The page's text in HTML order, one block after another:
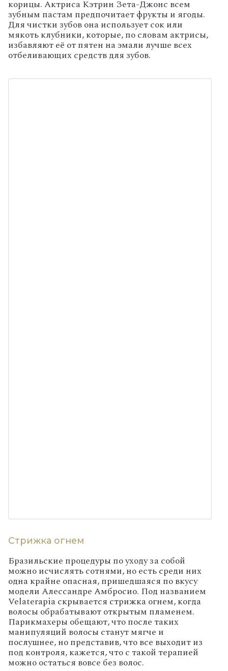
корицы. Актриса Кэтрин Зета-Джонс всем
зубным пастам предпочитает фрукты и ягоды.
Для чистки зубов она использует сок или
мякоть клубники, которые, по словам актрисы,
избавляют её от пятен на эмали лучше всех
отбеливающих средств для зубов.
Стрижка огнем
Бразильские процедуры по уходу за собой
можно исчислять сотнями, но есть среди них
одна крайне опасная, пришедшаяся по вкусу
модели Алессандре Амбросио. Под названием
Velaterapiaскрывается стрижка огнем, когда
волосы обрабатывают открытым пламенем.
Парикмахеры обещают, что после таких
манипуляций волосы станут мягче и
послушнее, но представив, что все выходит из
под контроля, кажется, что с такой терапией
можно остаться вовсе без волос.